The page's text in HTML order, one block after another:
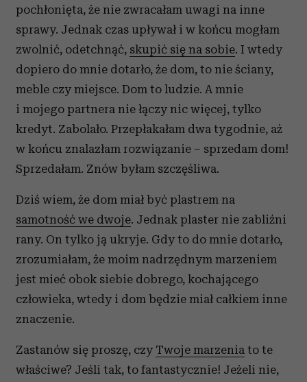
pochłonięta, że nie zwracałam uwagi na inne
sprawy. Jednak czas upływał i w końcu mogłam
zwolnić, odetchnąć, skupić się na sobie. I wtedy
dopiero do mnie dotarło, że dom, to nie ściany,
meble czy miejsce. Dom to ludzie. A mnie
i mojego partnera nie łączy nic więcej, tylko
kredyt. Zabolało. Przepłakałam dwa tygodnie, aż
w końcu znalazłam rozwiązanie – sprzedam dom!
Sprzedałam. Znów byłam szczęśliwa.
Dziś wiem, że dom miał być plastrem na
samotność we dwoje. Jednak plaster nie zabliźni
rany. On tylko ją ukryje. Gdy to do mnie dotarło,
zrozumiałam, że moim nadrzędnym marzeniem
jest mieć obok siebie dobrego, kochającego
człowieka, wtedy i dom będzie miał całkiem inne
znaczenie.
Zastanów się proszę, czy Twoje marzenia to te
właściwe? Jeśli tak, to fantastycznie! Jeżeli nie,